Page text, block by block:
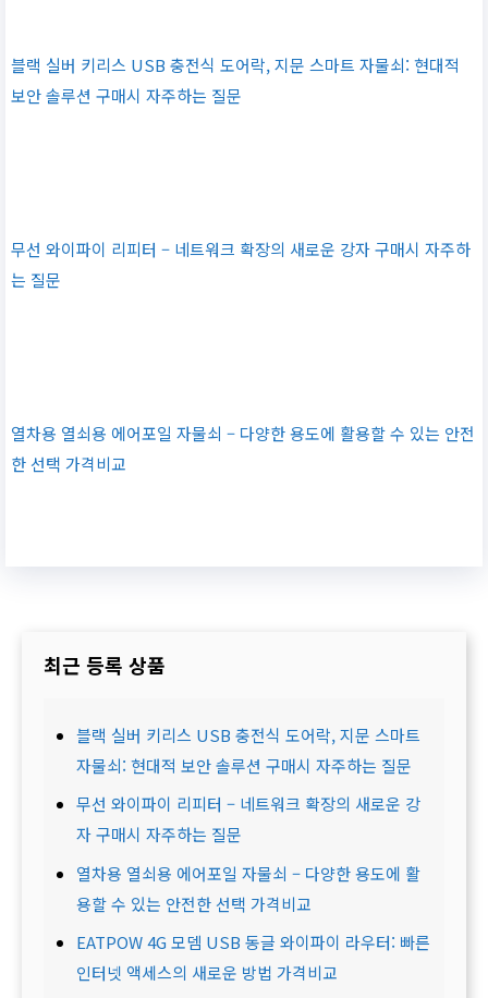
블랙 실버 키리스 USB 충전식 도어락, 지문 스마트 자물쇠: 현대적
보안 솔루션 구매시 자주하는 질문
무선 와이파이 리피터 – 네트워크 확장의 새로운 강자 구매시 자주하
는 질문
열차용 열쇠용 에어포일 자물쇠 – 다양한 용도에 활용할 수 있는 안전
한 선택 가격비교
최근 등록 상품
블랙 실버 키리스 USB 충전식 도어락, 지문 스마트
자물쇠: 현대적 보안 솔루션 구매시 자주하는 질문
무선 와이파이 리피터 – 네트워크 확장의 새로운 강
자 구매시 자주하는 질문
열차용 열쇠용 에어포일 자물쇠 – 다양한 용도에 활
용할 수 있는 안전한 선택 가격비교
EATPOW 4G 모뎀 USB 동글 와이파이 라우터: 빠른
인터넷 액세스의 새로운 방법 가격비교